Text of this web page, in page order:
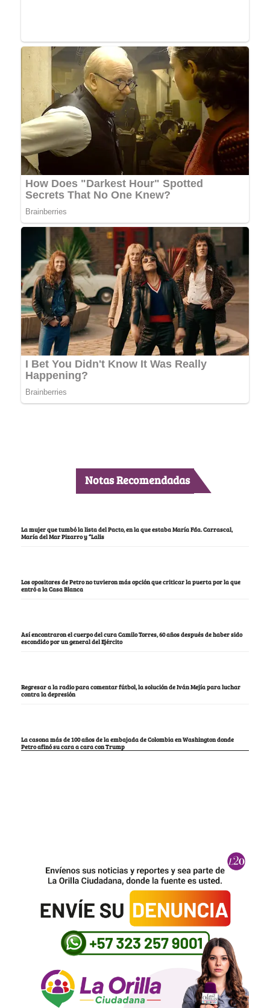
Notas Recomendadas
La mujer que tumbó la lista del Pacto, en la que estaba María Fda. Carrascal,
María del Mar Pizarro y “Lalis
Los opositores de Petro no tuvieron más opción que criticar la puerta por la que
entró a la Casa Blanca
Así encontraron el cuerpo del cura Camilo Torres, 60 años después de haber sido
escondido por un general del Ejército
Regresar a la radio para comentar fútbol, la solución de Iván Mejía para luchar
contra la depresión
La casona más de 100 años de la embajada de Colombia en Washington donde
Petro afinó su cara a cara con Trump